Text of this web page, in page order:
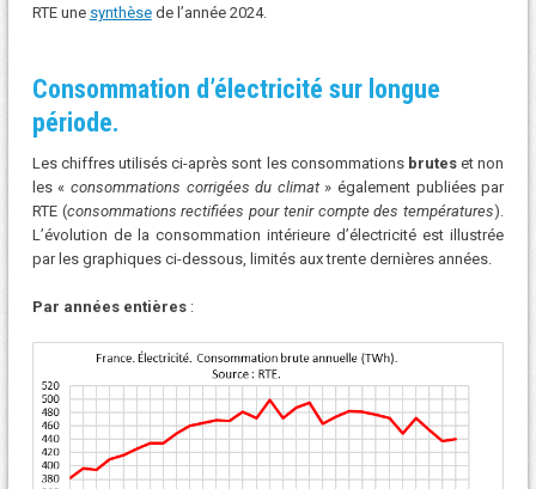
RTE une synthèsede l’année 2024.
Consommation d’électricité sur longue
période.
Les chiffres utilisés ci-après sont les consommations bruteset non
les « consommations corrigées du climat» également publiées par
RTE (consommations rectifiées pour tenir compte des températures).
L’évolution de la consommation intérieure d’électricité est illustrée
par les graphiques ci-dessous, limités aux trente dernières années.
Par années entières: